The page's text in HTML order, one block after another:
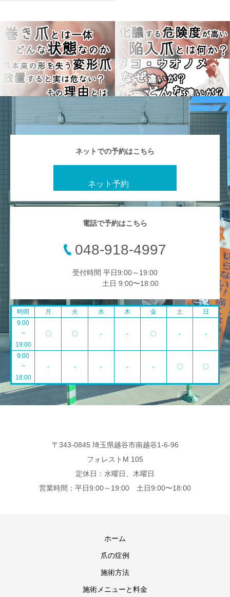
ネットでの予約はこちら
ネット予約
電話で予約はこちら
048-918-4997
受付時間 平日9:00～19:00
土日 9:00〜18:00
時間 月 火 水 木 金 土
日
9:00
~
19:00
〇 〇 - - 〇 - -
9:00
~
18:00
- - - - - 〇 〇
〒343-0845 埼玉県越谷市南越谷1-6-96
フォレストM 105
定休日：水曜日、木曜日
営業時間：平日9:00～19:00 土日9:00〜18:00
ホーム
爪の症例
施術方法
施術メニューと料金